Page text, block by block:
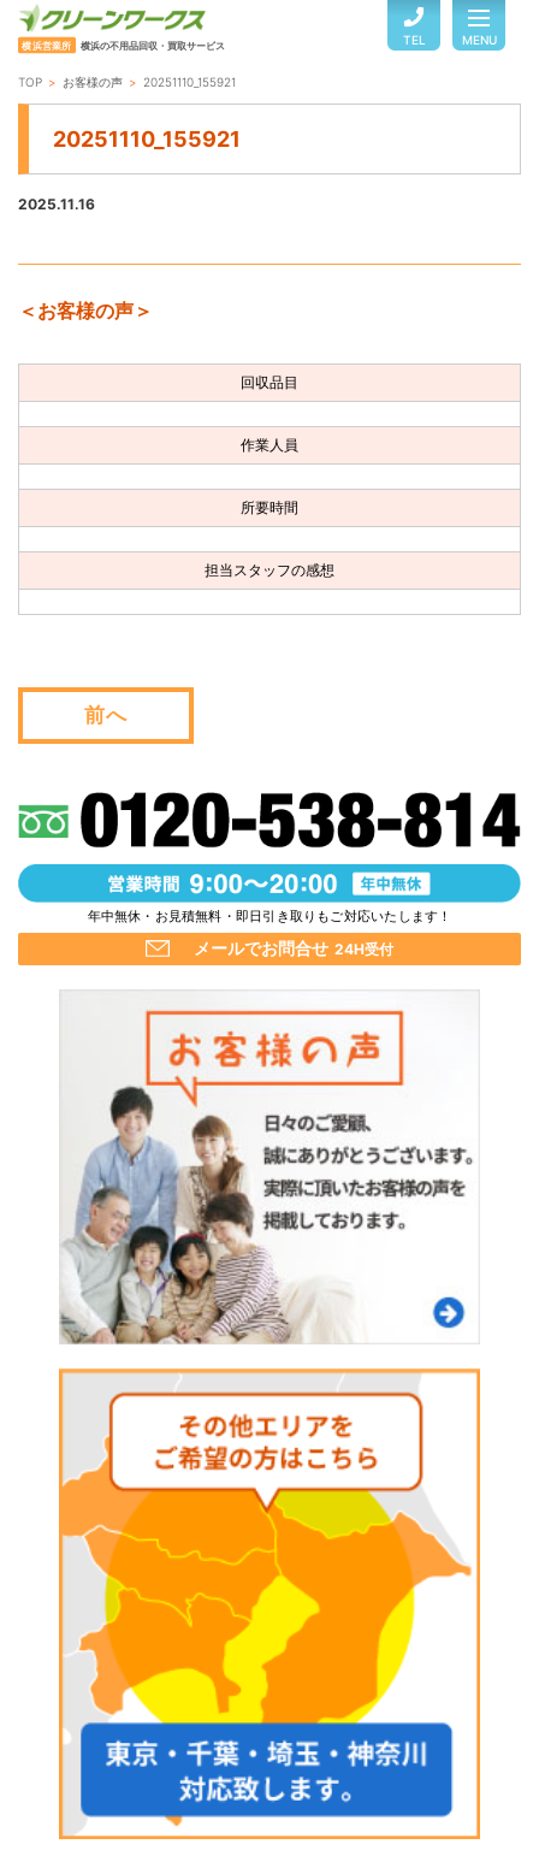
横浜営業所 横浜の不用品回収・買取サービス TEL MENU
TOP
ご利用の流れ
お客様の声
お問い合わせ
会社概要
WEB割引券プレゼント！
TOP お客様の声 20251110_155921
20251110_155921
2025.11.16
＜お客様の声＞
回収品目
作業人員
所要時間
担当スタッフの感想
前へ
年中無休・お見積無料・即日引き取りもご対応いたします！
メールでお問合せ 24H受付